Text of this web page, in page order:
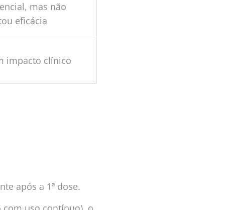
mas não
eficácia
impacto clínico
após a 1ª dose.